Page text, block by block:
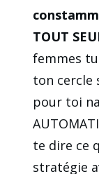
TOUT
femmes
ton cercle
pour toi
te dire ce
stratégie